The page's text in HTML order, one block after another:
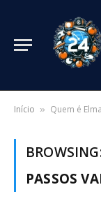
Início » Quem é
PASSOS